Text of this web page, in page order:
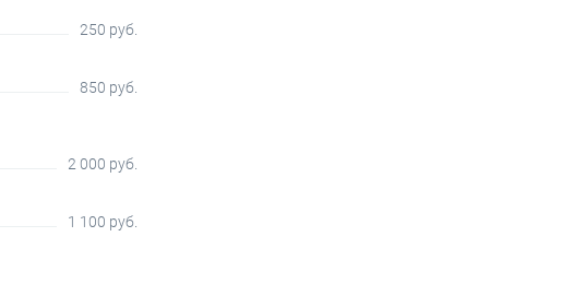
250 руб.
850 руб.
2 000 руб.
1 100 руб.